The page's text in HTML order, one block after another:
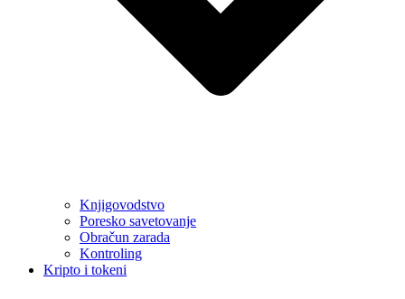
Knjigovodstvo
Poresko savetovanje
Obračun zarada
Kontroling
Kripto i tokeni